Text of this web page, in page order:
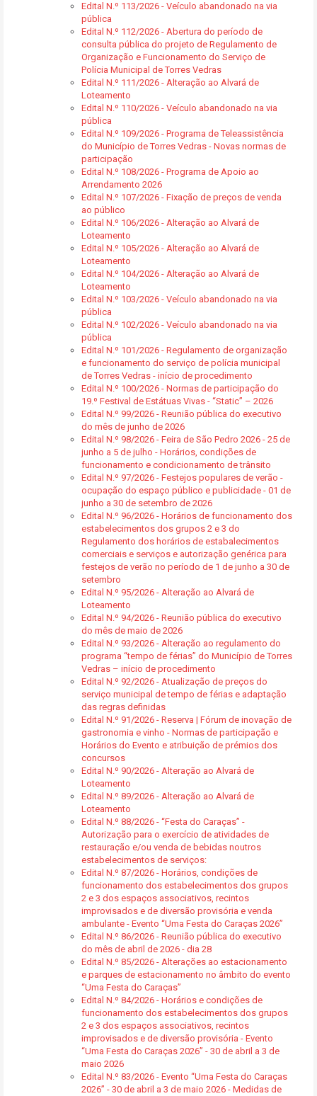
Edital N.º 113/2026 - Veículo abandonado na via
pública
Edital N.º 112/2026 - Abertura do período de
consulta pública do projeto de Regulamento de
Organização e Funcionamento do Serviço de
Polícia Municipal de Torres Vedras
Edital N.º 111/2026 - Alteração ao Alvará de
Loteamento
Edital N.º 110/2026 - Veículo abandonado na via
pública
Edital N.º 109/2026 - Programa de Teleassistência
do Município de Torres Vedras - Novas normas de
participação
Edital N.º 108/2026 - Programa de Apoio ao
Arrendamento 2026
Edital N.º 107/2026 - Fixação de preços de venda
ao público
Edital N.º 106/2026 - Alteração ao Alvará de
Loteamento
Edital N.º 105/2026 - Alteração ao Alvará de
Loteamento
Edital N.º 104/2026 - Alteração ao Alvará de
Loteamento
Edital N.º 103/2026 - Veículo abandonado na via
pública
Edital N.º 102/2026 - Veículo abandonado na via
pública
Edital N.º 101/2026 - Regulamento de organização
e funcionamento do serviço de polícia municipal
de Torres Vedras - início de procedimento
Edital N.º 100/2026 - Normas de participação do
19.º Festival de Estátuas Vivas - “Static” – 2026
Edital N.º 99/2026 - Reunião pública do executivo
do mês de junho de 2026
Edital N.º 98/2026 - Feira de São Pedro 2026 - 25 de
junho a 5 de julho - Horários, condições de
funcionamento e condicionamento de trânsito
Edital N.º 97/2026 - Festejos populares de verão -
ocupação do espaço público e publicidade - 01 de
junho a 30 de setembro de 2026
Edital N.º 96/2026 - Horários de funcionamento dos
estabelecimentos dos grupos 2 e 3 do
Regulamento dos horários de estabalecimentos
comerciais e serviços e autorização genérica para
festejos de verão no período de 1 de junho a 30 de
setembro
Edital N.º 95/2026 - Alteração ao Alvará de
Loteamento
Edital N.º 94/2026 - Reunião pública do executivo
do mês de maio de 2026
Edital N.º 93/2026 - Alteração ao regulamento do
programa “tempo de férias” do Município de Torres
Vedras – início de procedimento
Edital N.º 92/2026 - Atualização de preços do
serviço municipal de tempo de férias e adaptação
das regras definidas
Edital N.º 91/2026 - Reserva | Fórum de inovação de
gastronomia e vinho - Normas de participação e
Horários do Evento e atribuição de prémios dos
concursos
Edital N.º 90/2026 - Alteração ao Alvará de
Loteamento
Edital N.º 89/2026 - Alteração ao Alvará de
Loteamento
Edital N.º 88/2026 - “Festa do Caraças” -
Autorização para o exercício de atividades de
restauração e/ou venda de bebidas noutros
estabelecimentos de serviços:
Edital N.º 87/2026 - Horários, condições de
funcionamento dos estabelecimentos dos grupos
2 e 3 dos espaços associativos, recintos
improvisados e de diversão provisória e venda
ambulante - Evento “Uma Festa do Caraças 2026”
Edital N.º 86/2026 - Reunião pública do executivo
do mês de abril de 2026 - dia 28
Edital N.º 85/2026 - Alterações ao estacionamento
e parques de estacionamento no âmbito do evento
“Uma Festa do Caraças”
Edital N.º 84/2026 - Horários e condições de
funcionamento dos estabelecimentos dos grupos
2 e 3 dos espaços associativos, recintos
improvisados e de diversão provisória - Evento
“Uma Festa do Caraças 2026” - 30 de abril a 3 de
maio 2026
Edital N.º 83/2026 - Evento “Uma Festa do Caraças
2026” - 30 de abril a 3 de maio 2026 - Medidas de